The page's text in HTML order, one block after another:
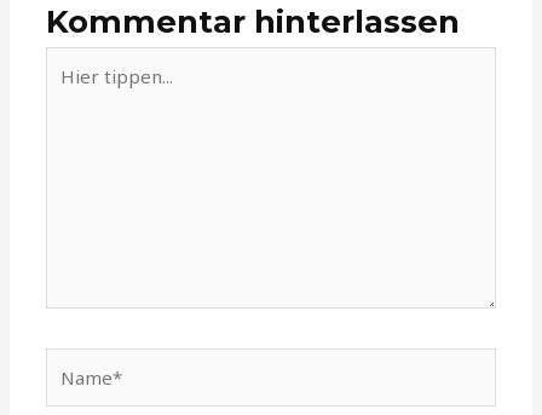
Kommentar hinterlassen
tippen...